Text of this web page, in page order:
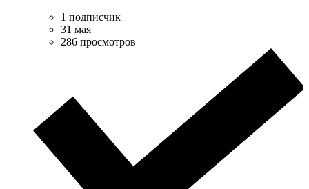
1 подписчик
31 мая
286 просмотров